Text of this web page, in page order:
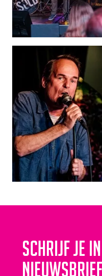
Schrijf je